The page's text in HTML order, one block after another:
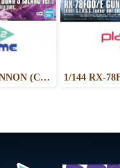
HG 1/144 GUNCANNON (CUCURUZ DOAN’S ISLAND VER.)